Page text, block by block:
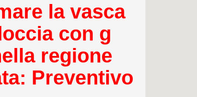
la vasca
con g
regione
Preventivo